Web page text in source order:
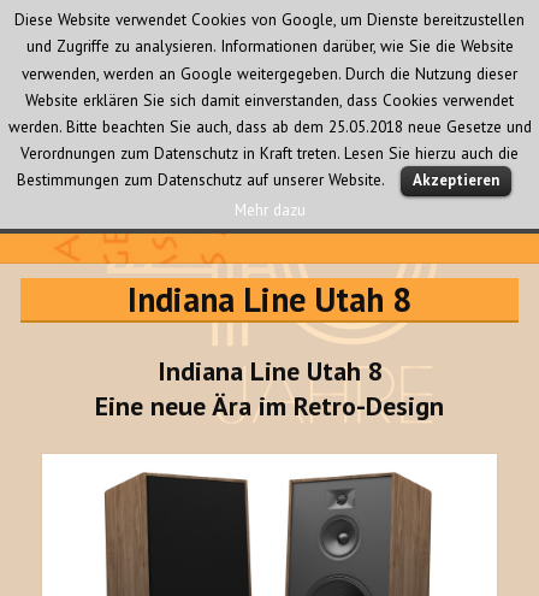
Audio Creativ
MENÜ
UND
Indiana Line Utah 8
Indiana Line Utah 8
Eine neue Ära im Retro-Design
Diese Website verwendet Cookies von Google, um Dienste bereitzustellen
und Zugriffe zu analysieren. Informationen darüber, wie Sie die Website
verwenden, werden an Google weitergegeben. Durch die Nutzung dieser
Website erklären Sie sich damit einverstanden, dass Cookies verwendet
werden. Bitte beachten Sie auch, dass ab dem 25.05.2018 neue Gesetze und
Verordnungen zum Datenschutz in Kraft treten. Lesen Sie hierzu auch die
Bestimmungen zum Datenschutz auf unserer Website.
Akzeptieren
Mehr dazu